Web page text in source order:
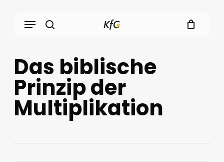
Menu
Das biblische
Prinzip der
Multiplikation